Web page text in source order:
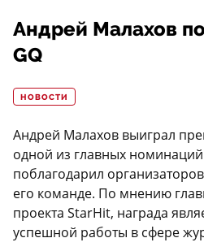
Андрей Малахов
GQ
НОВОСТИ
Андрей Малахов выиграл
одной из главных
поблагодарил
его команде. По мнению
проекта StarHit, награда
успешной работы в сфере